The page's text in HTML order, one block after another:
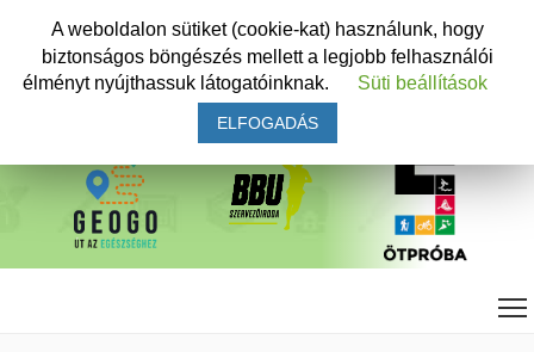
A weboldalon sütiket (cookie-kat) használunk, hogy
biztonságos böngészés mellett a legjobb felhasználói
élményt nyújthassuk látogatóinknak.
Süti beállítások
ELFOGADÁS